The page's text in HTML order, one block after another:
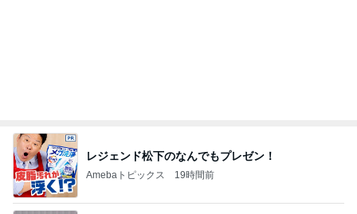
レジェンド松下のなんでもプレゼン！
Amebaトピックス 19時間前